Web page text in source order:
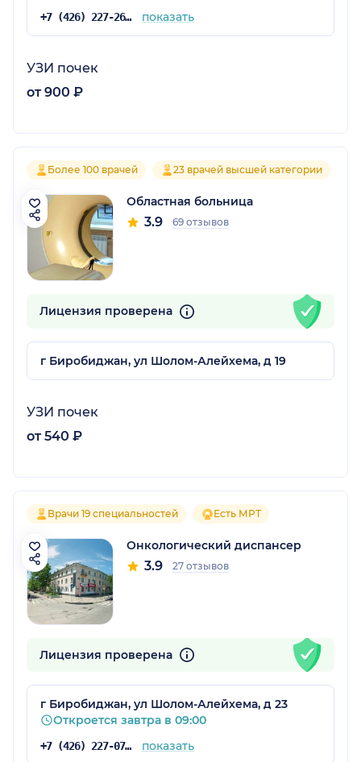
+7 (426) 227-26-22 показать
УЗИ почек
от 900 ₽
Более 100 врачей 23 врачей высшей категории
Областная больница
3.9 69 отзывов
Лицензия проверена
г Биробиджан, ул Шолом-Алейхема, д 19
УЗИ почек
от 540 ₽
Врачи 19 специальностей Есть МРТ
Онкологический диспансер
3.9 27 отзывов
Лицензия проверена
г Биробиджан, ул Шолом-Алейхема, д 23
Откроется завтра в 09:00
+7 (426) 227-07-70 показать